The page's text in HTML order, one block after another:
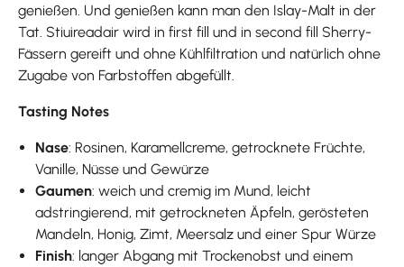
genießen. Und genießen kann man den Islay-Malt in der
Tat. Stiuireadair wird in first fill und in second fill Sherry-
Fässern gereift und ohne Kühlfiltration und natürlich ohne
Zugabe von Farbstoffen abgefüllt.
Tasting Notes
Nase: Rosinen, Karamellcreme, getrocknete Früchte,
Vanille, Nüsse und Gewürze
Gaumen: weich und cremig im Mund, leicht
adstringierend, mit getrockneten Äpfeln, gerösteten
Mandeln, Honig, Zimt, Meersalz und einer Spur Würze
Finish: langer Abgang mit Trockenobst und einem